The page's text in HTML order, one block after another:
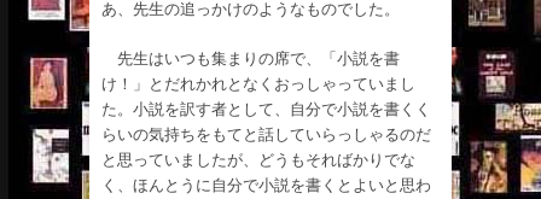
あ、先生の追っかけのようなものでした。
先生はいつも集まりの席で、「小説を書
け！」とだれかれとなくおっしゃっていまし
た。小説を訳す者として、自分で小説を書くく
らいの気持ちをもてと話していらっしゃるのだ
と思っていましたが、どうもそればかりでな
く、ほんとうに自分で小説を書くとよいと思わ